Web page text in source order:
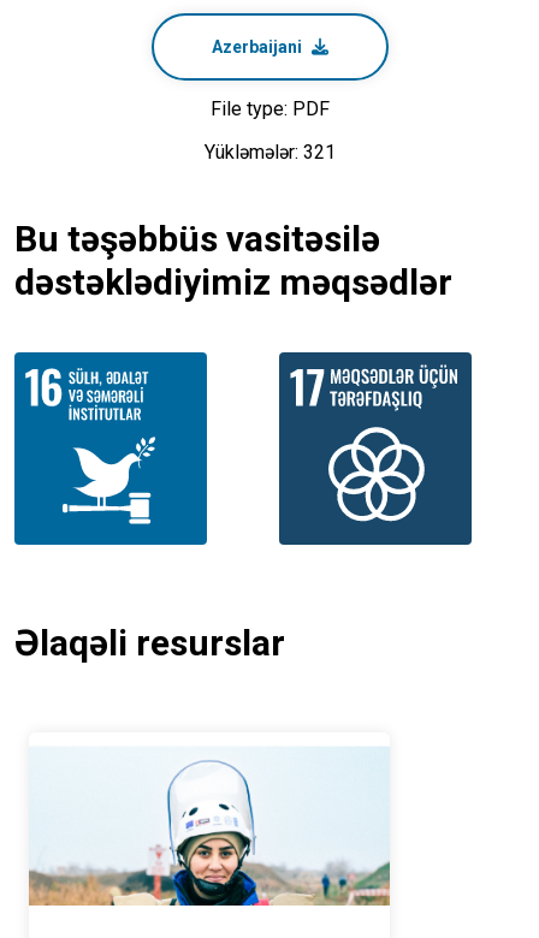
Azerbaijani
File type: PDF
Yükləmələr: 321
Bu təşəbbüs vasitəsilə
dəstəklədiyimiz məqsədlər
Əlaqəli resurslar